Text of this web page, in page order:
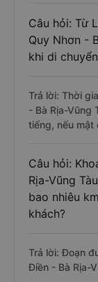
Câu hỏi: Từ
Quy Nhơn -
khi di
Trả lời: Thời
- Bà Rịa-Vũng
tiếng, nếu mật
Câu hỏi:
Rịa-Vũng
bao nhiêu
khách?
Trả lời: Đoạn
Điền - Bà Rịa-